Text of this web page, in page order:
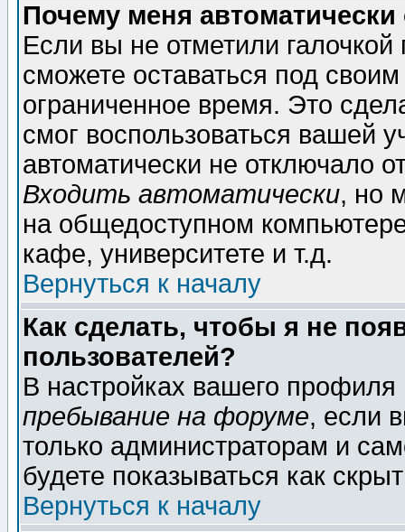
Почему меня автоматически
Если вы не отметили галочкой
сможете оставаться под
ограниченное время. Это
смог воспользоваться вашей
автоматически не отключало
Входить автоматически, но
на общедоступном
кафе, университете и т.д.
Вернуться к началу
Как сделать, чтобы я не
пользователей?
В настройках вашего
пребывание на форуме, если
только администраторам и
будете показываться как
Вернуться к началу